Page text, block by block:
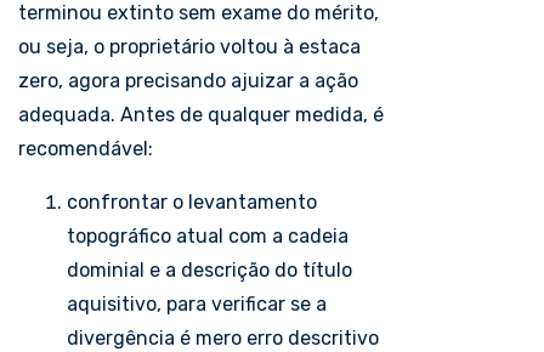
terminou extinto sem exame do mérito,
ou seja, o proprietário voltou à estaca
zero, agora precisando ajuizar a ação
adequada. Antes de qualquer medida, é
recomendável:
confrontar o levantamento
topográfico atual com a cadeia
dominial e a descrição do título
aquisitivo, para verificar se a
divergência é mero erro descritivo